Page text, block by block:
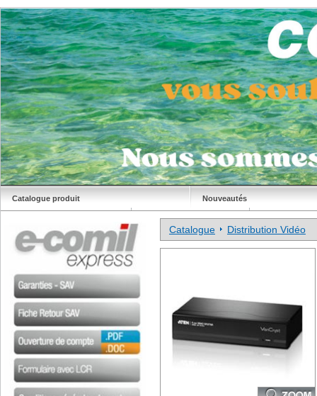
Catalogue produit Nouveautés
Site Comil
Catalogue Distribution Vidéo